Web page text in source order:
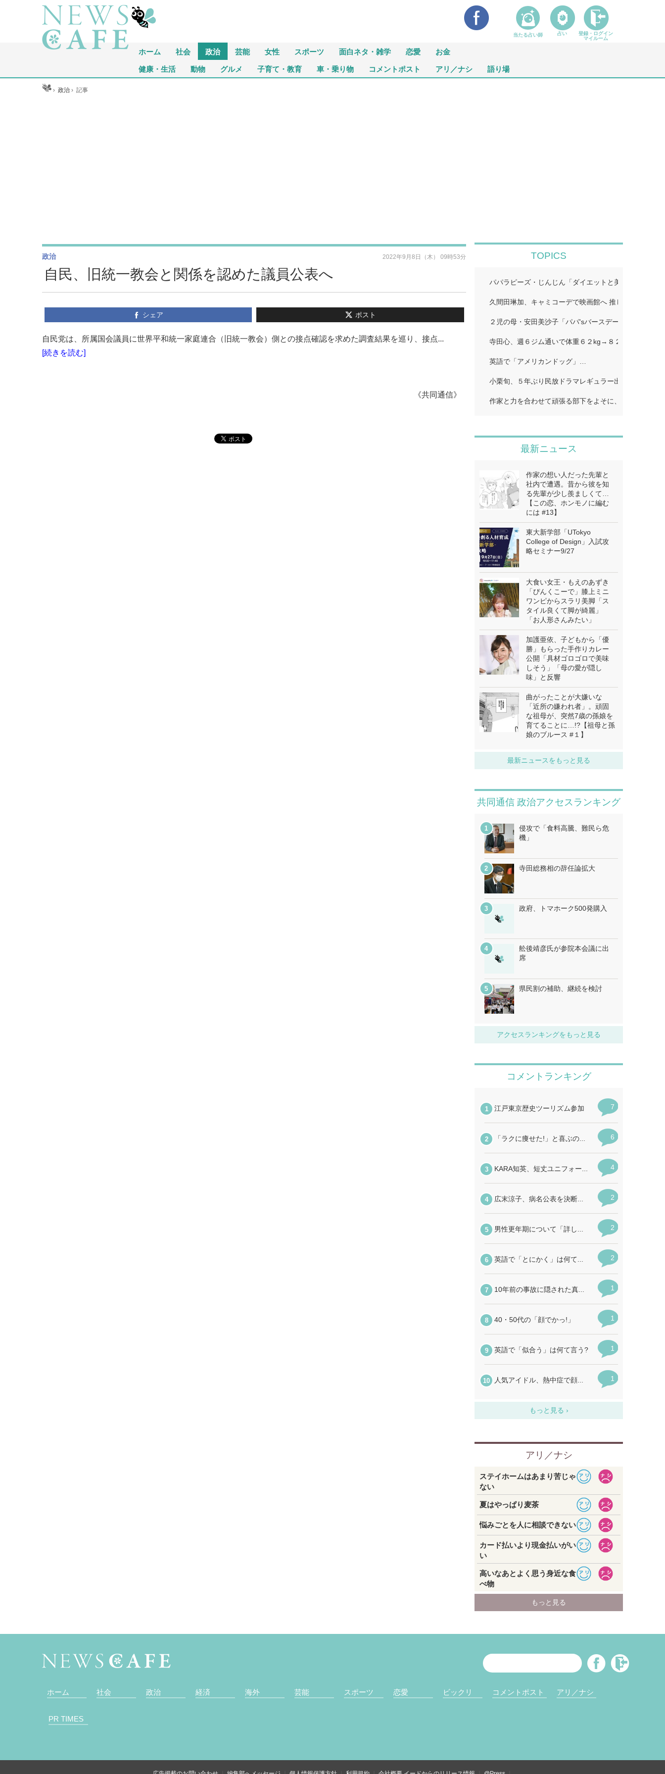
ホーム 社会 政治 芸能 女性 スポーツ 面白ネタ・雑学 恋愛 お金
健康・生活 動物 グルメ 子育て・教育 車・乗り物 コメントポスト アリ／ナシ 語り場
ホーム ›政治 ›記事
自民、旧統一教会と関係を認めた議員公表へ
政治 2022年9月8日（木） 09時53分
シェア ポスト
自民党は、所属国会議員に世界平和統一家庭連合（旧統一教会）側との接点確認を求めた調査結果を巡り、接点...
[続きを読む]
《共同通信》
TOPICS
パパラピーズ・じんじん「ダイエットと美肌に超良い
久間田琳加、キャミコーデで映画館へ 推し活ショット
２児の母・安田美沙子「パパ'sバースデー」…
寺田心、週６ジム通いで体重６２kg→８２kgに １１０
英語で「アメリカンドッグ」…
小栗旬、５年ぶり民放ドラマレギュラー出演…
作家と力を合わせて頑張る部下をよそに、上司は陰で
最新ニュース
作家の想い人だった先輩と
社内で遭遇。昔から彼を知
る先輩が少し羨ましくて…
【この恋、ホンモノに編む
には #13】
東大新学部「UTokyo
College of Design」入試攻
略セミナー9/27
大食い女王・もえのあずき
「ぴんくこーで」膝上ミニ
ワンピからスラリ美脚「ス
タイル良くて脚が綺麗」
「お人形さんみたい」
加護亜依、子どもから「優
勝」もらった手作りカレー
公開「具材ゴロゴロで美味
しそう」「母の愛が隠し
味」と反響
曲がったことが大嫌いな
「近所の嫌われ者」。頑固
な祖母が、突然7歳の孫娘を
育てることに…!?【祖母と孫
娘のブルース #１】
最新ニュースをもっと見る
共同通信 政治アクセスランキング
侵攻で「食料高騰、難民ら危
機」
寺田総務相の辞任論拡大
政府、トマホーク500発購入
舩後靖彦氏が参院本会議に出
席
県民割の補助、継続を検討
アクセスランキングをもっと見る
ホーム 社会 政治 経済 海外 芸能 スポーツ 恋愛 ビックリ コメントポスト アリ／ナシ
PR TIMES
当たる占い師 占い
登録・ログイン
マイルーム